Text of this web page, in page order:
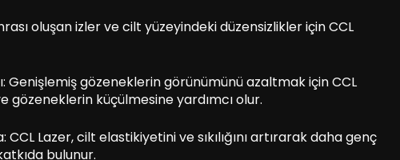
oluşan izler ve cilt yüzeyindeki düzensizlikler için CCL
Genişlemiş gözeneklerin görünümünü azaltmak için CCL
gözeneklerin küçülmesine yardımcı olur.
CCL Lazer, cilt elastikiyetini ve sıkılığını artırarak daha genç
bulunur.